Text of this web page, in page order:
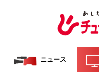
ニュース